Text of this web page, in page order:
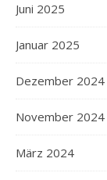
Juni 2025
Januar 2025
Dezember 2024
November 2024
März 2024